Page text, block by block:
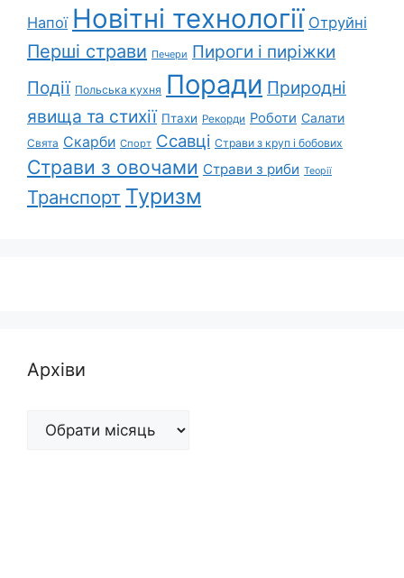
Напої Новітні технології Отруйні
Перші страви Печери Пироги і пиріжки
Події Польська кухня Поради Природні
явища та стихії Птахи Рекорди Роботи Салати
Свята Скарби Спорт Ссавці Страви з круп і бобових
Страви з овочами Страви з риби Теорії
Транспорт Туризм
Архіви
Архіви